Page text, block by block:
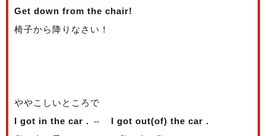
Get down from the chair!
椅子から降りなさい！
ややこしいところで
I got in the car . ⇔ I got out(of) the car .